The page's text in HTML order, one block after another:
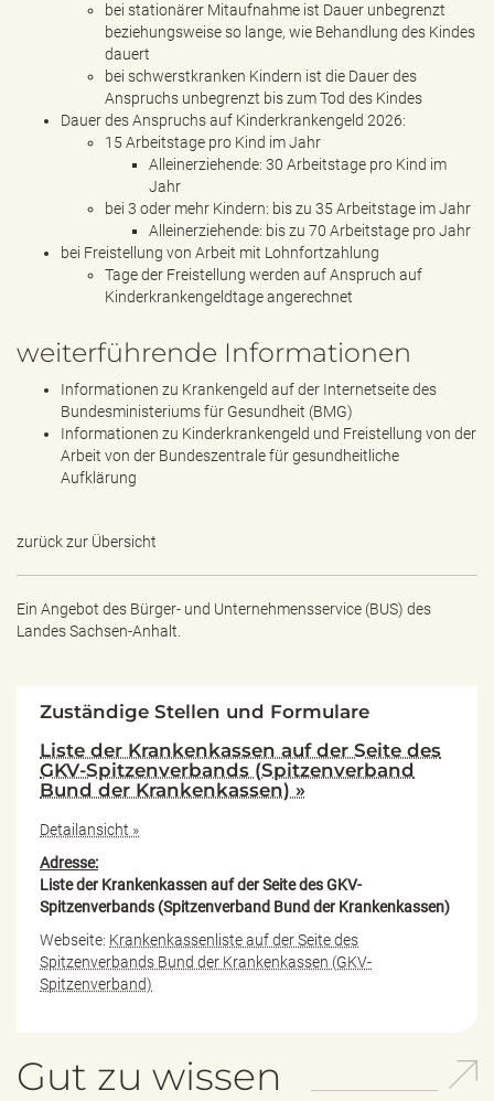
bei stationärer Mitaufnahme ist Dauer unbegrenzt
beziehungsweise so lange, wie Behandlung des Kindes
dauert
bei schwerstkranken Kindern ist die Dauer des
Anspruchs unbegrenzt bis zum Tod des Kindes
Dauer des Anspruchs auf Kinderkrankengeld 2026:
15 Arbeitstage pro Kind im Jahr
Alleinerziehende: 30 Arbeitstage pro Kind im
Jahr
bei 3 oder mehr Kindern: bis zu 35 Arbeitstage im Jahr
Alleinerziehende: bis zu 70 Arbeitstage pro Jahr
bei Freistellung von Arbeit mit Lohnfortzahlung
Tage der Freistellung werden auf Anspruch auf
Kinderkrankengeldtage angerechnet
weiterführende Informationen
Informationen zu Krankengeld auf der Internetseite des
Bundesministeriums für Gesundheit (BMG)
Informationen zu Kinderkrankengeld und Freistellung von der
Arbeit von der Bundeszentrale für gesundheitliche
Aufklärung
zurück zur Übersicht
Ein Angebot des Bürger- und Unternehmensservice (BUS) des
Landes Sachsen-Anhalt.
Zuständige Stellen und Formulare
Liste der Krankenkassen auf der Seite des
GKV-Spitzenverbands (Spitzenverband
Bund der Krankenkassen) »
Detailansicht »
Adresse:
Liste der Krankenkassen auf der Seite des GKV-
Spitzenverbands (Spitzenverband Bund der Krankenkassen)
Webseite: Krankenkassenliste auf der Seite des
Spitzenverbands Bund der Krankenkassen (GKV-
Spitzenverband)
Gut zu wissen